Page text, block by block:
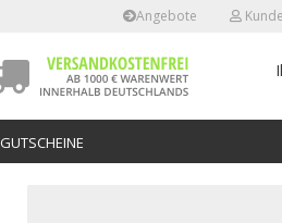
Angebote
GUTSCHEINE